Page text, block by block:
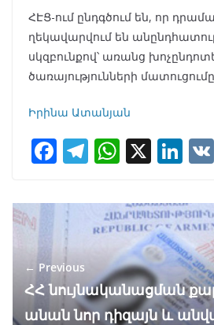
ՀԷՑ-ում ընդգծում են, որ
ղեկավարվում են
սկզբունքով՝ առանց
ծառայությունների
Իրինա Ատանյան
F
e
b
o
o
k
T
e
gr
a
m
W
at
s
A
p
p
X Li
k
e
dI
n
← Previous
ՀՀ նույնականացման
անան նոր դիզայն և